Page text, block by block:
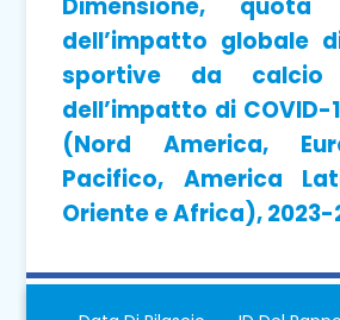
dell’impatto globale
sportive da
dell’impatto di COVID-
(Nord America,
Pacifico, America
Oriente e Africa), 2023-